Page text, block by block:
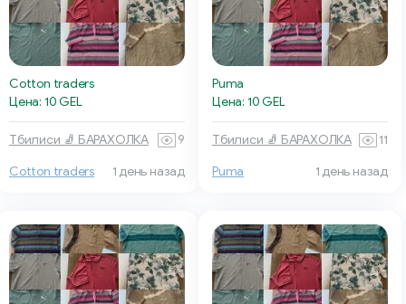
Cotton traders
Цена: 10 GEL
Тбилиси 🧦 БАРАХОЛКА 9
Cotton traders 1 день назад
Puma
Цена: 10 GEL
Тбилиси 🧦 БАРАХОЛКА 11
Puma 1 день назад